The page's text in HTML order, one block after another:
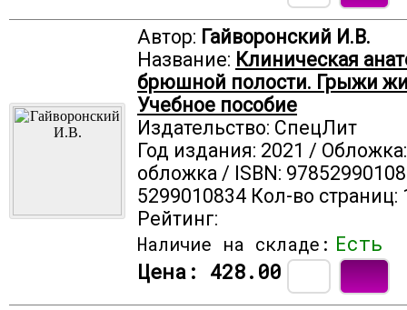
Автор: Гайворонский И.В.
Название: Клиническая
брюшной полости. Грыжи
Учебное пособие
Издательство: СпецЛит
Год издания: 2021 /
обложка / ISBN:
5299010834 Кол-во страниц:
Рейтинг:
Наличие на складе: Есть
Цена: 428.00